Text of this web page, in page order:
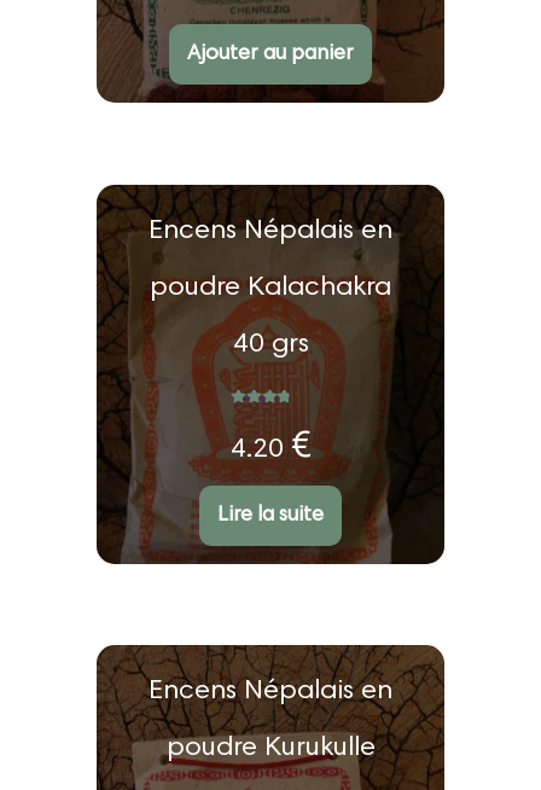
Ajouter au panier
Encens Népalais en
poudre Kalachakra
40 grs
4.20 €
Lire la suite
Encens Népalais en
poudre Kurukulle